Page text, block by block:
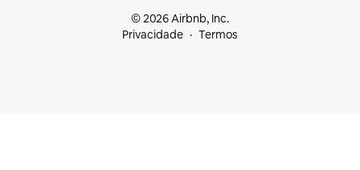
© 2026 Airbnb, Inc.
Privacidade
Termos